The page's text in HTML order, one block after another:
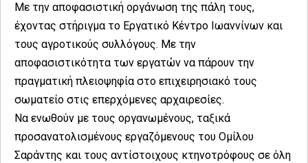
Με την αποφασιστική οργάνωση της πάλη τους,
έχοντας στήριγμα το Εργατικό Κέντρο Ιωαννίνων και
τους αγροτικούς συλλόγους. Με την
αποφασιστικότητα των εργατών να πάρουν την
πραγματική πλειοψηφία στο επιχειρησιακό τους
σωματείο στις επερχόμενες αρχαιρεσίες.
Να ενωθούν με τους οργανωμένους, ταξικά
προσανατολισμένους εργαζόμενους του Ομίλου
Σαράντης και τους αντίστοιχους κτηνοτρόφους σε όλη